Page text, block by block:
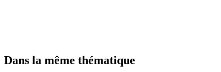
Dans la même thématique